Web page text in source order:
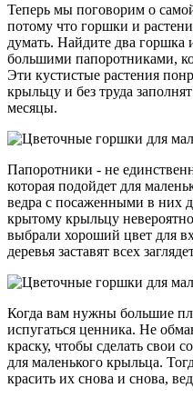
Теперь мы поговорим о
потому что горшки и
думать. Найдите два горшка
большими папоротниками,
Эти кустистые растения
крыльцу и без труда
месяцы.
Папоротники - не
которая подойдет для
ведра с посаженными в них
крытому крыльцу
выбрали хороший цвет для
деревья заставят всех
Когда вам нужны большие
испугаться ценника. Не
краску, чтобы сделать свои
для маленького крыльца.
красить их снова и снова,